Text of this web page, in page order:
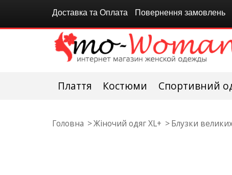
Доставка та Оплата Повернення замовлень
Плаття Костюми Спортивний
Головна Жіночий одяг XL+ Блузки